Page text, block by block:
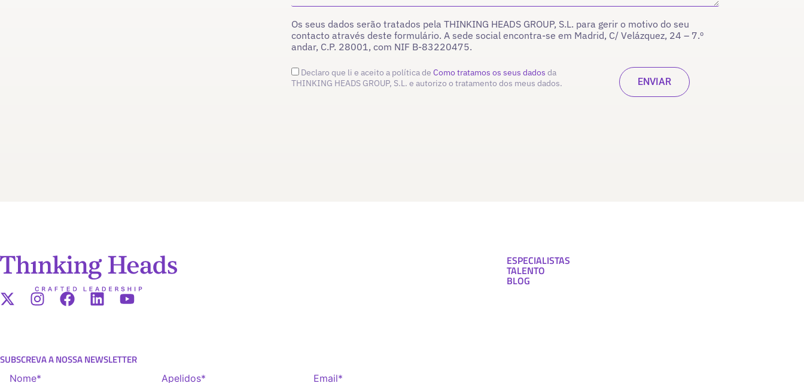
Os seus dados serão tratados pela THINKING HEADS GROUP, S.L. para gerir o motivo do seu
contacto através deste formulário. A sede social encontra-se em Madrid, C/ Velázquez, 24 – 7.º
andar, C.P. 28001, com NIF B-83220475.
Declaro que li e aceito a política de Como tratamos os seus dados da
THINKING HEADS GROUP, S.L. e autorizo o tratamento dos meus dados.
SUBSCREVA A NOSSA NEWSLETTER
ESPECIALISTAS
TALENTO
BLOG